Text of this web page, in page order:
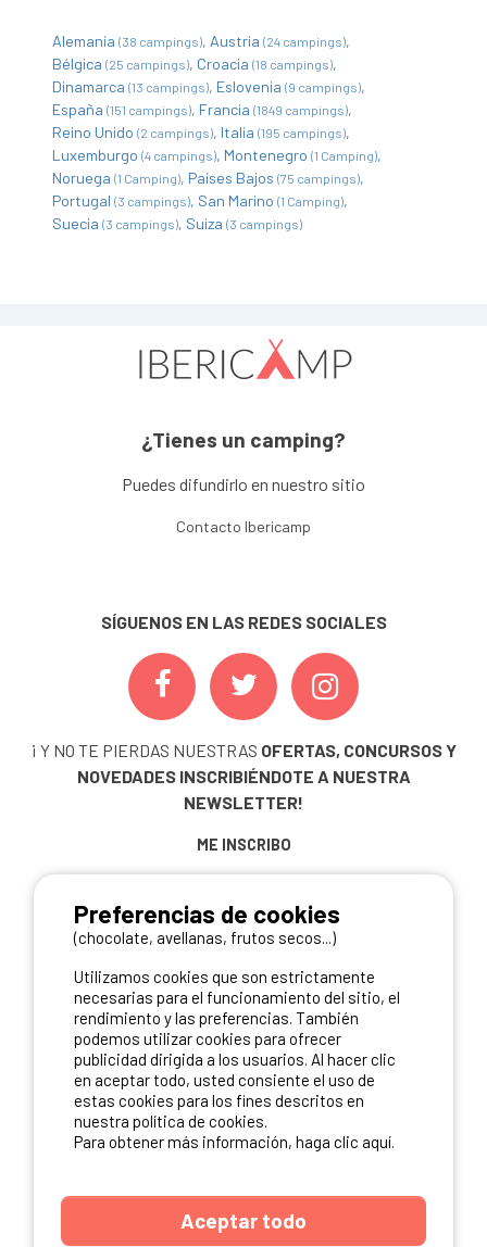
Alemania (38 campings) Austria (24 campings)
Bélgica (25 campings) Croacia (18 campings)
Dinamarca (13 campings) Eslovenia (9 campings)
España (151 campings) Francia (1849 campings)
Reino Unido (2 campings) Italia (195 campings)
Luxemburgo (4 campings) Montenegro (1 Camping)
Noruega (1 Camping) Países Bajos (75 campings)
Portugal (3 campings) San Marino (1 Camping)
Suecia (3 campings) Suiza (3 campings)
¿Tienes un camping?
Puedes difundirlo en nuestro sitio
Contacto Ibericamp
SÍGUENOS EN LAS REDES SOCIALES
¡ Y NO TE PIERDAS NUESTRAS OFERTAS, CONCURSOS Y
NOVEDADES INSCRIBIÉNDOTE A NUESTRA
NEWSLETTER!
ME INSCRIBO
NUESTROS PARTNERS
Preferencias de cookies
(chocolate, avellanas, frutos secos...)
Utilizamos cookies que son estrictamente
necesarias para el funcionamiento del sitio, el
rendimiento y las preferencias. También
podemos utilizar cookies para ofrecer
publicidad dirigida a los usuarios. Al hacer clic
en aceptar todo, usted consiente el uso de
estas cookies para los fines descritos en
nuestra política de cookies.
Para obtener más información, haga clic aquí.
Aceptar todo